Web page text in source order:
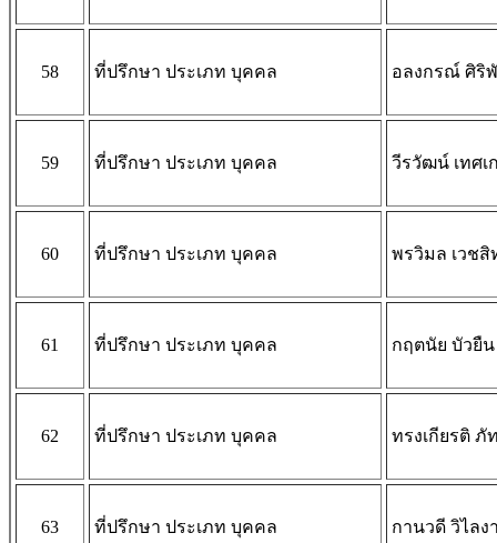
58 ที่ปรึกษา ประเภท บุคคล อลงกรณ์ ศิริ
59 ที่ปรึกษา ประเภท บุคคล วีรวัฒน์ เทศเ
60 ที่ปรึกษา ประเภท บุคคล พรวิมล เวชสิ
61 ที่ปรึกษา ประเภท บุคคล กฤตนัย บัวยืน
62 ที่ปรึกษา ประเภท บุคคล ทรงเกียรติ ภั
63 ที่ปรึกษา ประเภท บุคคล กานวดี วิไลง